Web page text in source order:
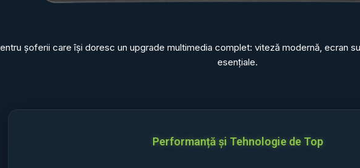
șoferii care își doresc un upgrade multimedia complet: viteză modernă, ecran
esențiale.
Performanță și Tehnologie de Top